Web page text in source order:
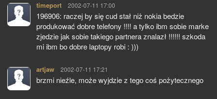
timeport pisze:
2002-07-11 17:00
196906: raczej by się cud stał niż nokia bedzie
produkować dobre telefony !!!! a tylko ibm sobie marke
zjedzie jak sobie takiego partnera znalazł !!!!!! szkoda
mi ibm bo dobre laptopy robi : )))
artjaw pisze:
2002-07-11 17:21
brzmi nieźle, może wyjdzie z tego coś pożytecznego